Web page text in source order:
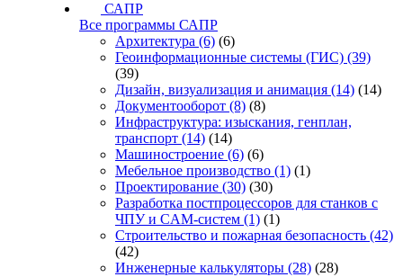
САПР
Все программы САПР
Архитектура (6) (6)
Геоинформационные системы (ГИС) (39)
(39)
Дизайн, визуализация и анимация (14) (14)
Документооборот (8) (8)
Инфраструктура: изыскания, генплан,
транспорт (14) (14)
Машиностроение (6) (6)
Мебельное производство (1) (1)
Проектирование (30) (30)
Разработка постпроцессоров для станков с
ЧПУ и CAM-систем (1) (1)
Строительство и пожарная безопасность (42)
(42)
Инженерные калькуляторы (28) (28)